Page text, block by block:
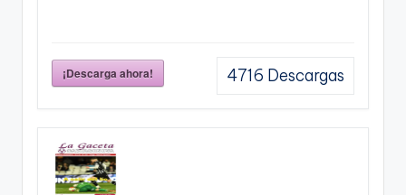
¡Descarga ahora! 4716 Descargas